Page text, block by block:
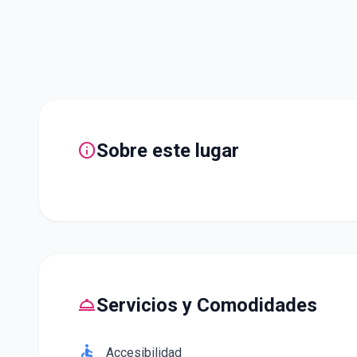
infoSobre este lugar
room_serviceServicios y Comodidades
Accesibilidad